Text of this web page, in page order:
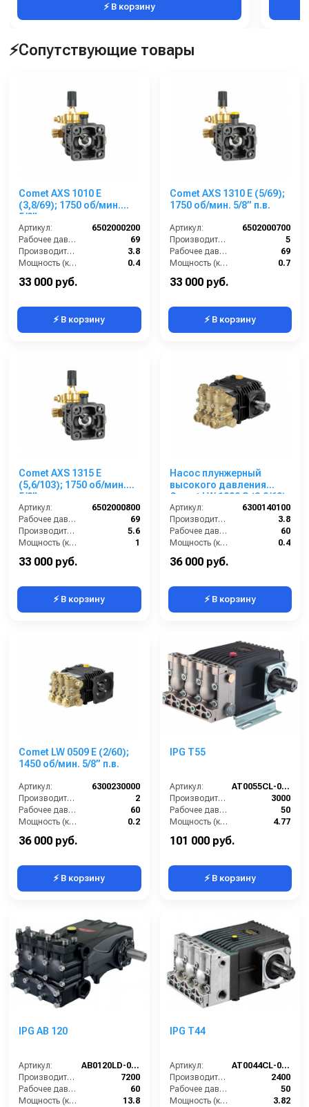
⚡ В корзину
⚡Сопутствующие товары
Comet AXS 1010 E
(3,8/69); 1750 об/мин.
5/8” п.в.
Артикул:
6502000200
Рабочее давление (бар):
69
Производительность (л/мин):
3.8
Мощность (кВт):
0.4
Обороты двигателя (об/мин):
33 000 руб.
⚡ В корзину
Comet AXS 1310 E (5/69);
1750 об/мин. 5/8” п.в.
Артикул:
6502000700
Производительность (л/мин):
5
Рабочее давление (бар):
69
Мощность (кВт):
0.7
Обороты двигателя (об/мин):
33 000 руб.
⚡ В корзину
Comet AXS 1315 E
(5,6/103); 1750 об/мин.
5/8” п.в.
Артикул:
6502000800
Рабочее давление (бар):
69
Производительность (л/мин):
5.6
Мощность (кВт):
1
33 000 руб.
⚡ В корзину
Насос плунжерный
высокого давления
Comet LW 1009 S (3,8/60);
1450 об/мин. вал ø 24 мм
Артикул:
6300140100
Производительность (л/мин):
3.8
Рабочее давление (бар):
60
Мощность (кВт):
0.4
36 000 руб.
⚡ В корзину
Comet LW 0509 E (2/60);
1450 об/мин. 5/8” п.в.
Артикул:
6300230000
Производительность (л/мин):
2
Рабочее давление (бар):
60
Мощность (кВт):
0.2
Обороты двигателя (об/мин):
36 000 руб.
⚡ В корзину
IPG T55
Артикул:
AT0055CL-000
Производительность (л/ч):
3000
Рабочее давление (бар):
50
Мощность (кВт):
4.77
101 000 руб.
⚡ В корзину
IPG AB 120
Артикул:
AB0120LD-000
Производительность (л/ч):
7200
Рабочее давление (бар):
60
Мощность (кВт):
13.8
IPG T44
Артикул:
AT0044CL-000
Производительность (л/ч):
2400
Рабочее давление (бар):
50
Мощность (кВт):
3.82